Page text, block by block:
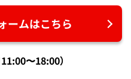
ームはこちら
〜18:00）